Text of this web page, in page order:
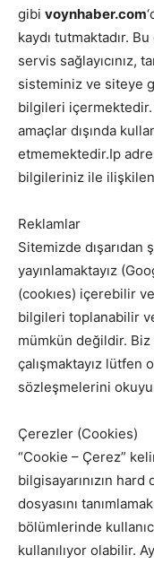
gibi voynhaber.com
kaydı tutmaktadır.
servis sağlayıcınız,
sisteminiz ve siteye
bilgileri
amaçlar dışında
etmemektedir.Ip
bilgileriniz ile
Reklamlar
Sitemizde dışarıdan
yayınlamaktayız
(cookıes) içerebilir
bilgileri toplanabilir
mümkün değildir.
çalışmaktayız lütfen
sözleşmelerini
Çerezler (Cookies)
“Cookie – Çerez”
bilgisayarınızın
dosyasını
bölümlerinde
kullanılıyor olabilir.